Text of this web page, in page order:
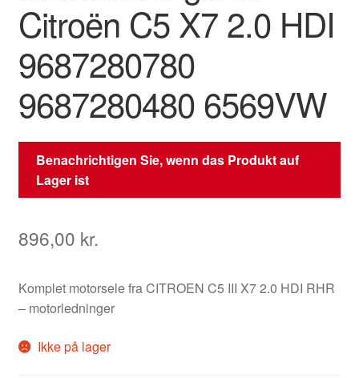
Citroën C5 X7 2.0 HDI
9687280780
9687280480 6569VW
Benachrichtigen Sie, wenn das Produkt auf
Lager ist
896,00 kr.
Komplet motorsele fra CITROEN C5 III X7 2.0 HDI RHR
– motorledninger
Ikke på lager